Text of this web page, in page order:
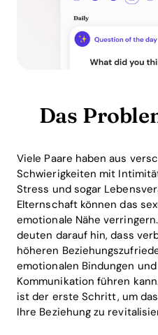
Das
Viele Paare haben aus
Schwierigkeiten mit
Stress und sogar
Elternschaft können das
emotionale Nähe
deuten darauf hin, dass
höheren
emotionalen Bindungen
Kommunikation führen
ist der erste Schritt, um
Ihre Beziehung zu